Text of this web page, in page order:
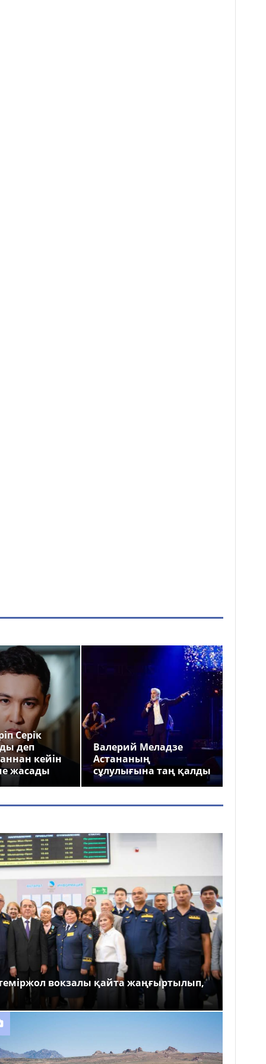
Серік
деп
кейін
жасады
Валерий Меладзе
Астананың
сұлулығына таң қалды
вокзалы қайта жаңғыртылып,